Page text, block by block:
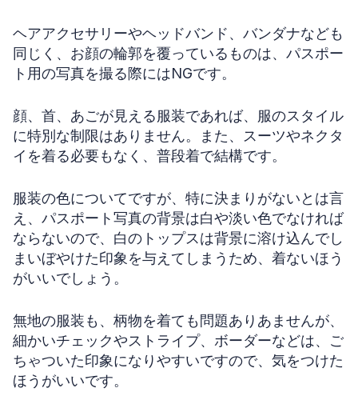
ヘアアクセサリーやヘッドバンド、バンダナなども
同じく、お顔の輪郭を覆っているものは、パスポー
ト用の写真を撮る際にはNGです。
顔、首、あごが見える服装であれば、服のスタイル
に特別な制限はありません。また、スーツやネクタ
イを着る必要もなく、普段着で結構です。
服装の色についてですが、特に決まりがないとは言
え、パスポート写真の背景は白や淡い色でなければ
ならないので、白のトップスは背景に溶け込んでし
まいぼやけた印象を与えてしまうため、着ないほう
がいいでしょう。
無地の服装も、柄物を着ても問題ありあませんが、
細かいチェックやストライプ、ボーダーなどは、ご
ちゃついた印象になりやすいですので、気をつけた
ほうがいいです。